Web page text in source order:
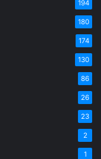
194
180
174
130
86
26
23
2
1